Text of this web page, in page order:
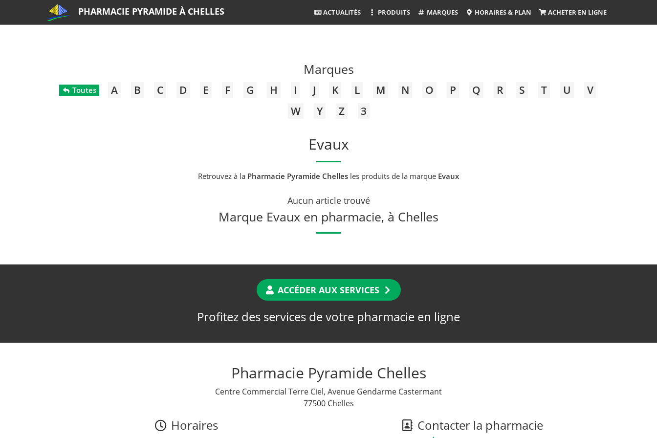
PHARMACIE PYRAMIDE À CHELLES ACTUALITÉS PRODUITS MARQUES HORAIRES & PLAN ACHETER EN LIGNE
Marques
Toutes A B C D E F G H I J K L M N O P Q R S T U
V
W
Y Z 3
Evaux
Retrouvez à la Pharmacie Pyramide Chelles les produits de la marque Evaux
Aucun article trouvé
Marque Evaux en pharmacie, à Chelles
ACCÉDER AUX SERVICES
Profitez des services de votre pharmacie en ligne
Pharmacie Pyramide Chelles
Centre Commercial Terre Ciel, Avenue Gendarme Castermant
77500 Chelles
Horaires Contacter la pharmacie